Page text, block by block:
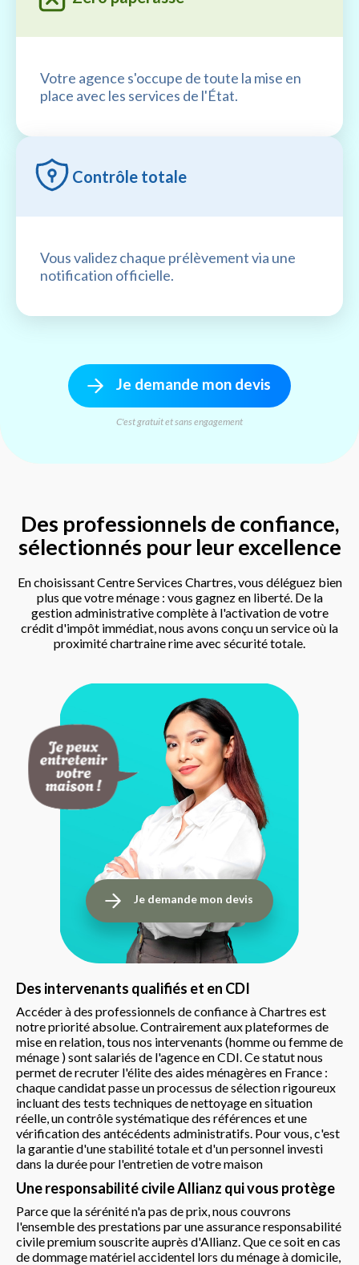
Votre agence s'occupe de toute la mise en
place avec les services de l'État.
Contrôle totale
Vous validez chaque prélèvement via une
notification officielle.
Je demande mon devis
C'est gratuit et sans engagement
Des professionnels de confiance,
sélectionnés pour leur excellence
En choisissant Centre Services Chartres, vous déléguez bien
plus que votre ménage : vous gagnez en liberté. De la
gestion administrative complète à l'activation de votre
crédit d'impôt immédiat, nous avons conçu un service où la
proximité chartraine rime avec sécurité totale.
Je demande mon devis
Des intervenants qualifiés et en CDI
Accéder à des professionnels de confiance à Chartres est
notre priorité absolue. Contrairement aux plateformes de
mise en relation, tous nos intervenants (homme ou femme de
ménage ) sont salariés de l'agence en CDI. Ce statut nous
permet de recruter l'élite des aides ménagères en France :
chaque candidat passe un processus de sélection rigoureux
incluant des tests techniques de nettoyage en situation
réelle, un contrôle systématique des références et une
vérification des antécédents administratifs. Pour vous, c'est
la garantie d'une stabilité totale et d'un personnel investi
dans la durée pour l'entretien de votre maison
Une responsabilité civile Allianz qui vous protège
Parce que la sérénité n'a pas de prix, nous couvrons
l'ensemble des prestations par une assurance responsabilité
civile premium souscrite auprès d'Allianz. Que ce soit en cas
de dommage matériel accidentel lors du ménage à domicile,